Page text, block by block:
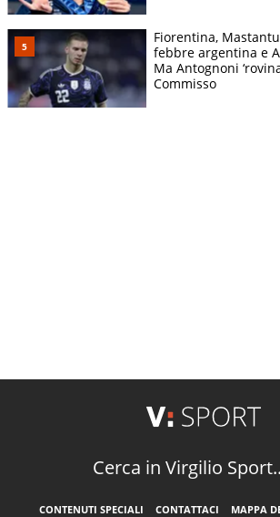
Fiorentina,
febbre argentina e
Ma Antognoni
Commisso
Cerca in Virgilio
CONTENUTI SPECIALI CONTATTACI MAPPA